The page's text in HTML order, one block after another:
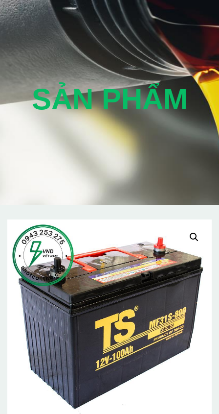
SẢN PHẨM